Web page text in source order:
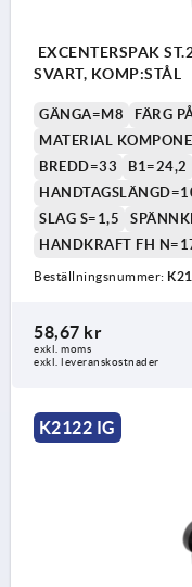
EXCENTERSPAK
SVART, KOMP:STÅL
GÄNGA=M8
FÄRG
MATERIAL
BREDD=33
B1=24,2
SLAG S=1,5
HANDKRAFT FH
Beställningsnummer:
58,67 kr
exkl. moms
exkl. leveranskostnader
K2122 IG